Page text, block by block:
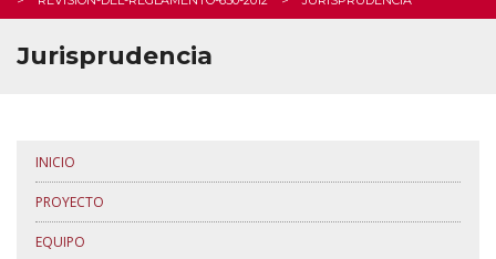
Jurisprudencia
INICIO
PROYECTO
EQUIPO